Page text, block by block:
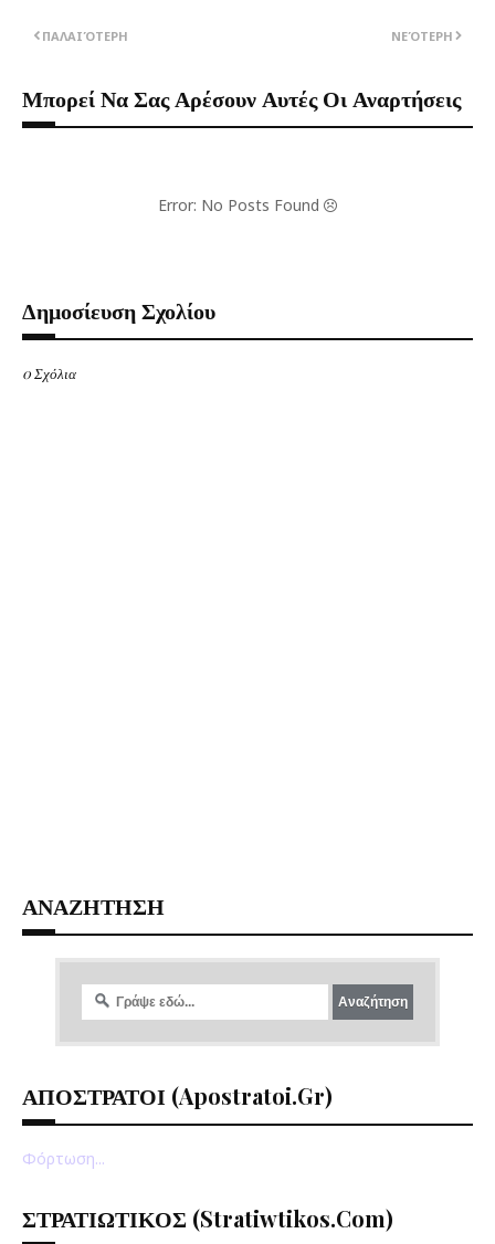
ΝΕΌΤΕΡΗ
ΠΑΛΑΙΌΤΕΡΗ
Μπορεί Να Σας Αρέσουν Αυτές Οι Αναρτήσεις
Error: No Posts Found
Δημοσίευση Σχολίου
0 Σχόλια
ΑΝΑΖΗΤΗΣΗ
ΑΠΟΣΤΡΑΤΟΙ (apostratoi.gr)
Φόρτωση...
ΣΤΡΑΤΙΩΤΙΚΟΣ (stratiwtikos.com)